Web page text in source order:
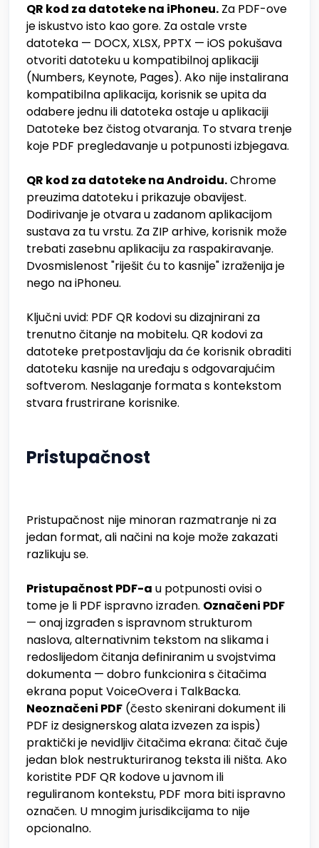
QR kod za datoteke na iPhoneu. Za PDF-ove
je iskustvo isto kao gore. Za ostale vrste
datoteka — DOCX, XLSX, PPTX — iOS pokušava
otvoriti datoteku u kompatibilnoj aplikaciji
(Numbers, Keynote, Pages). Ako nije instalirana
kompatibilna aplikacija, korisnik se upita da
odabere jednu ili datoteka ostaje u aplikaciji
Datoteke bez čistog otvaranja. To stvara trenje
koje PDF pregledavanje u potpunosti izbjegava.
QR kod za datoteke na Androidu.Chrome
preuzima datoteku i prikazuje obavijest.
Dodirivanje je otvara u zadanom aplikacijom
sustava za tu vrstu. Za ZIP arhive, korisnik može
trebati zasebnu aplikaciju za raspakiravanje.
Dvosmislenost "riješit ću to kasnije" izraženija je
nego na iPhoneu.
Ključni uvid: PDF QR kodovi su dizajnirani za
trenutno čitanje na mobitelu. QR kodovi za
datoteke pretpostavljaju da će korisnik obraditi
datoteku kasnije na uređaju s odgovarajućim
softverom. Neslaganje formata s kontekstom
stvara frustrirane korisnike.
Pristupačnost
Pristupačnost nije minoran razmatranje ni za
jedan format, ali načini na koje može zakazati
razlikuju se.
Pristupačnost PDF-a u potpunosti ovisi o
tome je li PDF ispravno izrađen. Označeni PDF
— onaj izgrađen s ispravnom strukturom
naslova, alternativnim tekstom na slikama i
redoslijedom čitanja definiranim u svojstvima
dokumenta — dobro funkcionira s čitačima
ekrana poput VoiceOvera i TalkBacka.
Neoznačeni PDF (često skenirani dokument ili
PDF iz designerskog alata izvezen za ispis)
praktički je nevidljiv čitačima ekrana: čitač čuje
jedan blok nestrukturiranog teksta ili ništa. Ako
koristite PDF QR kodove u javnom ili
reguliranom kontekstu, PDF mora biti ispravno
označen. U mnogim jurisdikcijama to nije
opcionalno.